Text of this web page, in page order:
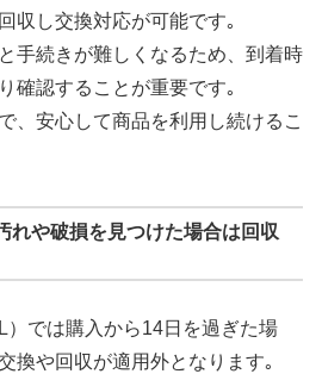
収し交換対応が可能です｡
手続きが難しくなるため、到着時
確認することが重要です｡
、安心して商品を利用し続けるこ
れや破損を見つけた場合は回収
）では購入から14日を過ぎた場
換や回収が適用外となります｡